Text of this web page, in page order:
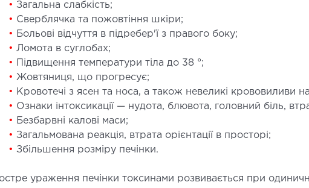
СТАЦІОНАР
стаціонар
інтенсивної терапії
стаціонар
транспортування у Києві та
(Перевезення хворих)
допомога в Києві
Лабораторна
• Загальна слабкість;
• Сверблячка та пожовтіння шкіри;
• Больові відчуття в підребер'ї з правого боку;
• Ломота в суглобах;
•
Підвищення температури тіла до 38 °;
• Жовтяниця, що прогресує;
• Кровотечі з ясен та носа, а також невеликі крововиливи
• Ознаки інтоксикації — нудота, блювота, головний біль,
• Безбарвні калові маси;
• Загальмована реакція, втрата орієнтації в просторі;
• Збільшення розміру печінки.
ураження печінки токсинами розвивається при